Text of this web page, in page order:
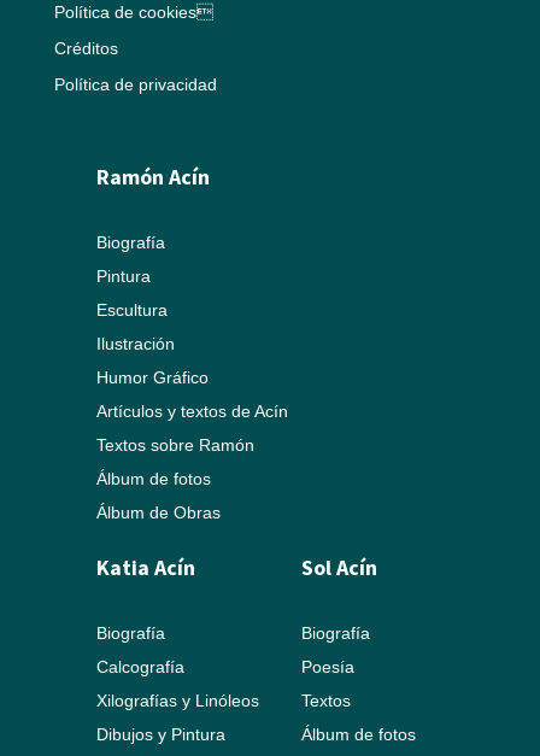
Política de cookies
Créditos
Política de privacidad
Ramón Acín
Biografía
Pintura
Escultura
Ilustración
Humor Gráfico
Artículos y textos de Acín
Textos sobre Ramón
Álbum de fotos
Álbum de Obras
Katia Acín
Biografía
Calcografía
Xilografías y Linóleos
Dibujos y Pintura
Sol Acín
Biografía
Poesía
Textos
Álbum de fotos